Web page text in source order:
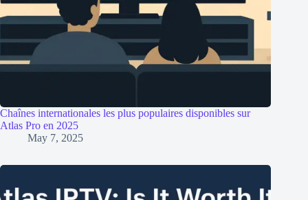
Chaînes internationales les plus populaires disponibles sur
Atlas Pro en 2025
May 7, 2025